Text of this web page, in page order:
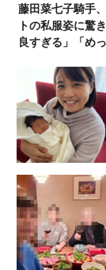
藤田菜七子騎手
トの私服姿に驚
良すぎる」「め